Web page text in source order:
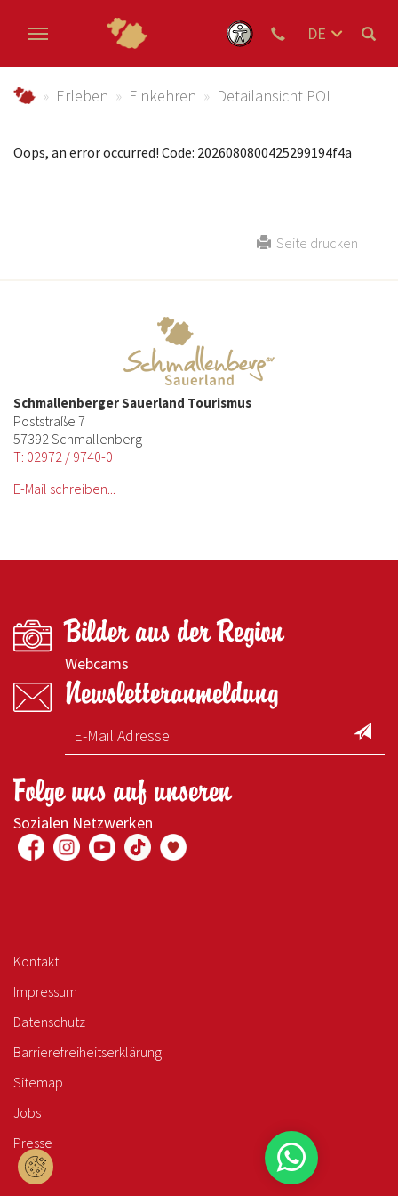
DE
schmallenberger-sauerland.de
Erleben Einkehren Detailansicht POI
Oops, an error occurred! Code: 2026080800425299194f4a
Seite drucken
Schmallenberger Sauerland Tourismus
Poststraße 7
57392 Schmallenberg
T: 02972 / 9740-0
E-Mail schreiben...
Bilder aus der Region
Webcams
Newsletteranmeldung
Folge uns auf unseren
Sozialen Netzwerken
Kontakt
Impressum
Datenschutz
Barrierefreiheitserklärung
Sitemap
Jobs
Presse